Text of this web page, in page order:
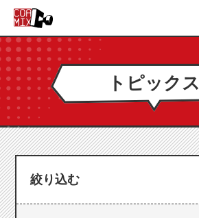
トピックス
絞り込む